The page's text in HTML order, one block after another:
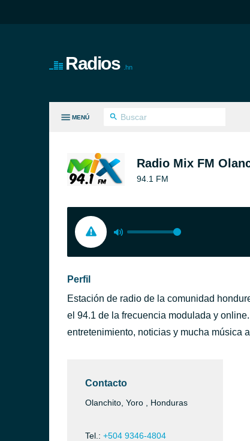
Radios .hn
MENÚ
Radio Mix FM
94.1 FM
Perfil
Estación de radio de la comunidad
el 94.1 de la frecuencia modulada y
entretenimiento, noticias y mucha música
Contacto
Olanchito, Yoro , Honduras
Tel.: +504 9346-4804